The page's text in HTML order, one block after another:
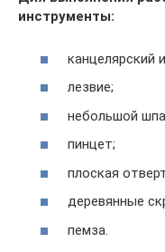
инструменты:
канцелярский
лезвие;
небольшой
пинцет;
плоская
деревянные
пемза.